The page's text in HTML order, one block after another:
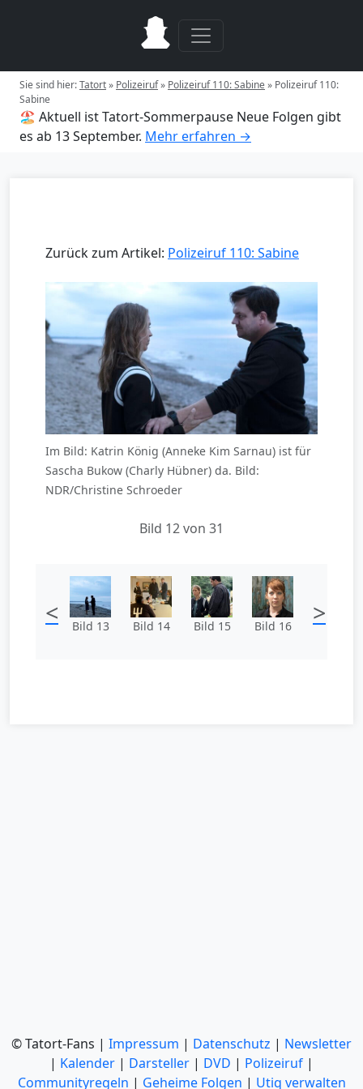
Sie sind hier:Tatort» Polizeiruf» Polizeiruf 110: Sabine» Polizeiruf 110:
Sabine
🏖️ Aktuell ist Tatort-Sommerpause Neue Folgen gibt
es ab 13 September. Mehr erfahren →
Zurück zum Artikel: Polizeiruf 110: Sabine
Im Bild: Katrin König (Anneke Kim Sarnau) ist für
Sascha Bukow (Charly Hübner) da. Bild:
NDR/Christine Schroeder
Bild 12 von 31
< Bild 13 Bild 14 Bild 15 Bild 16 >
© Tatort-Fans | Impressum | Datenschutz | Newsletter
| Kalender | Darsteller | DVD | Polizeiruf |
Communityregeln | Geheime Folgen | Utiq verwalten